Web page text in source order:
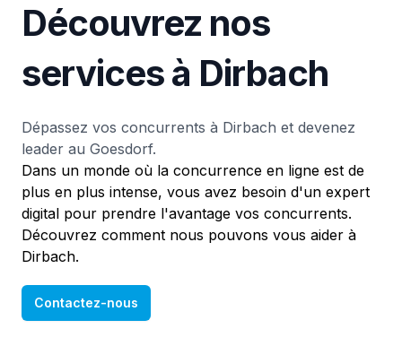
Découvrez nos
services à Dirbach
Dépassez vos concurrents à Dirbach et devenez
leader au Goesdorf.
Dans un monde où la concurrence en ligne est de
plus en plus intense, vous avez besoin d'un expert
digital pour prendre l'avantage vos concurrents.
Découvrez comment nous pouvons vous aider à
Dirbach.
Contactez-nous